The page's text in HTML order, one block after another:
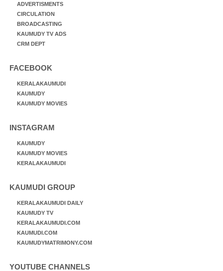
ADVERTISMENTS
CIRCULATION
BROADCASTING
KAUMUDY TV ADS
CRM DEPT
FACEBOOK
KERALAKAUMUDI
KAUMUDY
KAUMUDY MOVIES
INSTAGRAM
KAUMUDY
KAUMUDY MOVIES
KERALAKAUMUDI
KAUMUDI GROUP
KERALAKAUMUDI DAILY
KAUMUDY TV
KERALAKAUMUDI.COM
KAUMUDI.COM
KAUMUDYMATRIMONY.COM
YOUTUBE CHANNELS